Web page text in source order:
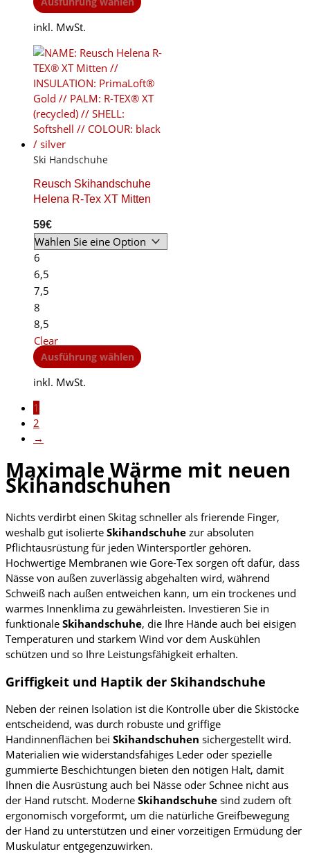
multiple
The
options
be
product
page
inkl. MwSt.
Ski Handschuhe
Reusch Skihandschuhe
Helena R-Tex XT Mitten
59€
6
6,5
7,5
8
8,5
Clear
Ausführung wählen This
be
chosen
the
product
page
inkl. MwSt.
1
2
→
Maximale Wärme mit neuen
Skihandschuhen
Nichts verdirbt einen Skitag schneller als frierende Finger,
weshalb gut isolierte Skihandschuhe zur absoluten
Pflichtausrüstung für jeden Wintersportler gehören.
Hochwertige Membranen wie Gore-Tex sorgen oft dafür, dass
Nässe von außen zuverlässig abgehalten wird, während
Schweiß nach außen entweichen kann, um ein trockenes und
warmes Innenklima zu gewährleisten. Investieren Sie in
funktionale Skihandschuhe, die Ihre Hände auch bei eisigen
Temperaturen und starkem Wind vor dem Auskühlen
schützen und so Ihre Leistungsfähigkeit erhalten.
Griffigkeit und Haptik der Skihandschuhe
Neben der reinen Isolation ist die Kontrolle über die Skistöcke
entscheidend, was durch robuste und griffige
Handinnenflächen bei Skihandschuhen sichergestellt wird.
Materialien wie widerstandsfähiges Leder oder spezielle
gummierte Beschichtungen bieten den nötigen Halt, damit
Ihnen die Ausrüstung auch bei Nässe oder Schnee nicht aus
der Hand rutscht. Moderne Skihandschuhe sind zudem oft
ergonomisch vorgeformt, um die natürliche Greifbewegung
der Hand zu unterstützen und einer vorzeitigen Ermüdung der
Muskulatur entgegenzuwirken.